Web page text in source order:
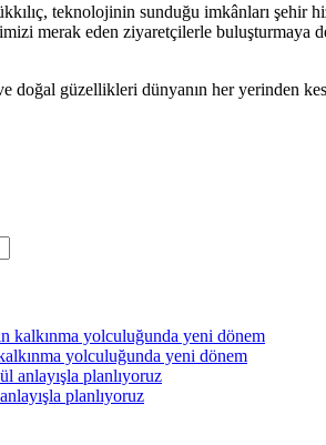
teknolojinin sunduğu imkânları
merak eden ziyaretçilerle buluşturmaya
doğal güzellikleri dünyanın her yerinden
yolculuğunda yeni dönem
planlıyoruz